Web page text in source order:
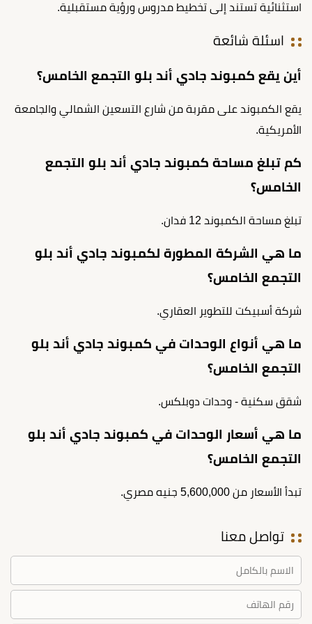
استثنائية تستند إلى تخطيط مدروس ورؤية مستقبلية.
اسئلة شائعة
أين يقع كمبوند جادي أند بلو التجمع الخامس؟
يقع الكمبوند على مقربة من شارع التسعين الشمالي والجامعة
الأمريكية.
كم تبلغ مساحة كمبوند جادي أند بلو التجمع
الخامس؟
تبلغ مساحة الكمبوند 12 فدان.
ما هي الشركة المطورة لكمبوند جادي أند بلو
التجمع الخامس؟
شركة أسبيكت للتطوير العقاري.
ما هي أنواع الوحدات في كمبوند جادي أند بلو
التجمع الخامس؟
شقق سكنية - وحدات دوبلكس.
ما هي أسعار الوحدات في كمبوند جادي أند بلو
التجمع الخامس؟
تبدأ الأسعار من 5,600,000 جنيه مصري.
تواصل معنا